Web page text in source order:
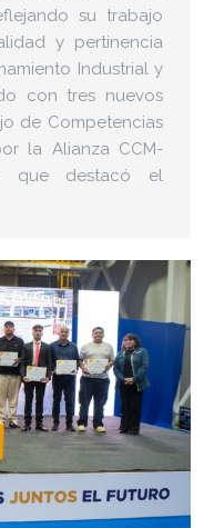
su trabajo
y pertinencia
Industrial y
con tres nuevos
de Competencias
la Alianza CCM-
que destacó el